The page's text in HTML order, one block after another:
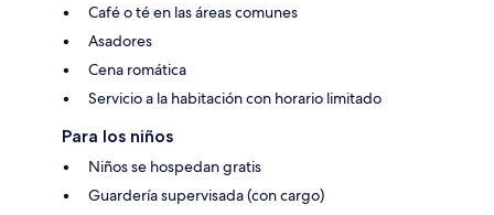
Café o té en las áreas comunes
Asadores
Cena romática
Servicio a la habitación con horario limitado
Para los niños
Niños se hospedan gratis
Guardería supervisada (con cargo)